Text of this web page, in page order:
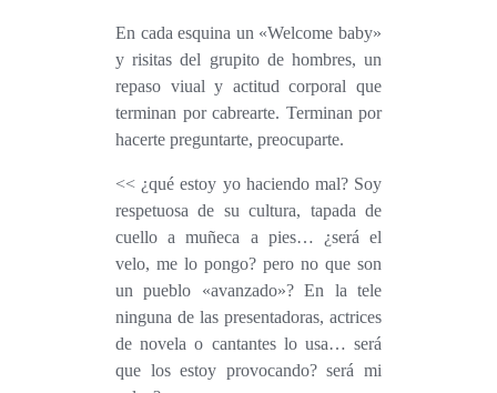
En cada esquina un «Welcome baby»
y risitas del grupito de hombres, un
repaso viual y actitud corporal que
terminan por cabrearte. Terminan por
hacerte preguntarte, preocuparte.
<< ¿qué estoy yohaciendo mal? Soy
respetuosa de su cultura, tapada de
cuello a muñeca a pies… ¿será el
velo, me lo pongo? pero no que son
un pueblo «avanzado»? En la tele
ninguna de las presentadoras, actrices
de novela o cantantes lo usa… será
que los estoy provocando? será mi